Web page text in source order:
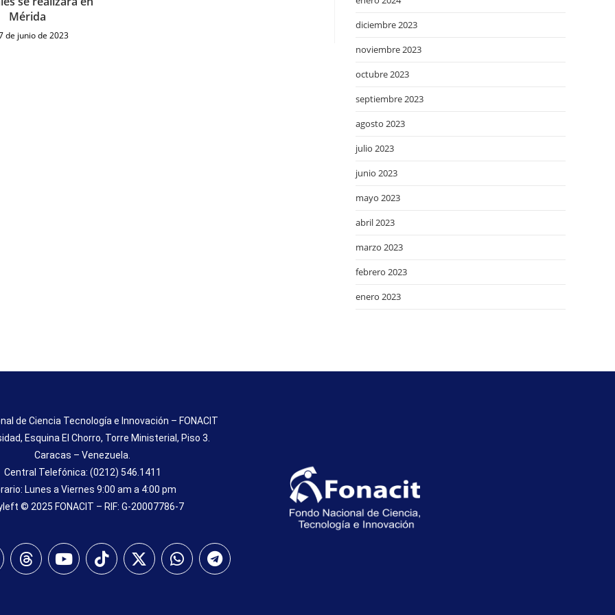
Mérida
de junio de 2023
diciembre 2023
noviembre 2023
octubre 2023
septiembre 2023
agosto 2023
julio 2023
junio 2023
mayo 2023
abril 2023
marzo 2023
febrero 2023
enero 2023
de Ciencia Tecnología e Innovación – FONACIT
Esquina El Chorro, Torre Ministerial, Piso 3.
Caracas – Venezuela.
Central Telefónica: (0212) 546.1411
Lunes a Viernes 9:00 am a 4:00 pm
© 2025 FONACIT – RIF: G-20007786-7